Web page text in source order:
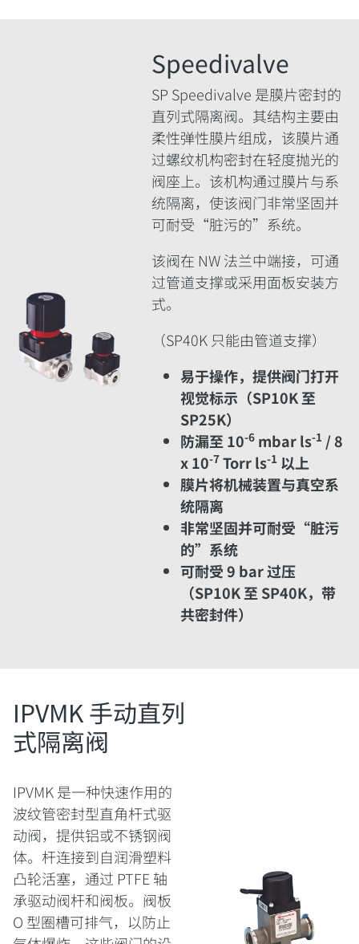
Speedivalve
SP Speedivalve 是膜片密封的
直列式隔离阀。其结构主要由
柔性弹性膜片组成，该膜片通
过螺纹机构密封在轻度抛光的
阀座上。该机构通过膜片与系
统隔离，使该阀门非常坚固并
可耐受“脏污的”系统。
该阀在 NW 法兰中端接，可通
过管道支撑或采用面板安装方
式。
（SP40K 只能由管道支撑）
易于操作，提供阀门打开
视觉标示（SP10K 至
SP25K）
防漏至 10‑6 mbar ls‑1 / 8
x 10‑7 Torr ls‑1 以上
膜片将机械装置与真空系
统隔离
非常坚固并可耐受“脏污
的”系统
可耐受 9 bar 过压
（SP10K 至 SP40K，带
共密封件）
IPVMK 手动直列
式隔离阀
IPVMK 是一种快速作用的
波纹管密封型直角杆式驱
动阀，提供铝或不锈钢阀
体。杆连接到自润滑塑料
凸轮活塞，通过 PTFE 轴
承驱动阀杆和阀板。阀板
O 型圈槽可排气，以防止